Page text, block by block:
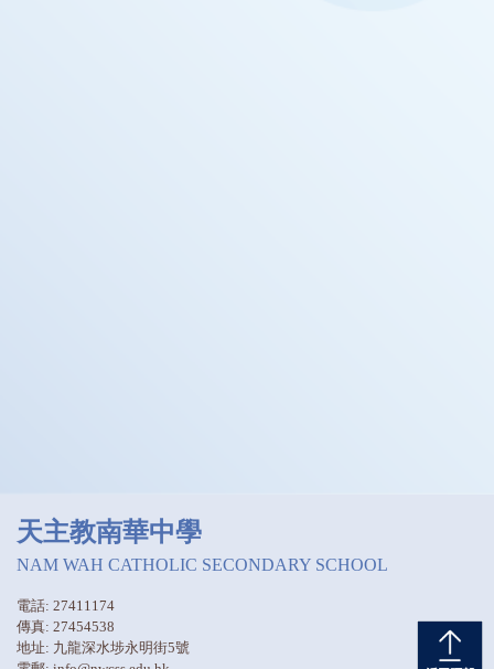
天主教南華中學
NAM WAH CATHOLIC SECONDARY SCHOOL
電話: 27411174
傳真: 27454538
地址: 九龍深水埗永明街5號